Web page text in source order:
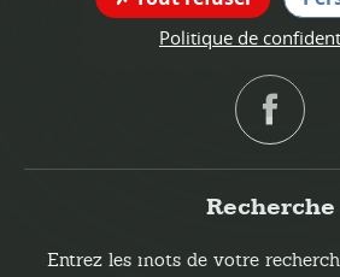
Suivez nous
Recherche
Entrez les mots de votre
Politique de